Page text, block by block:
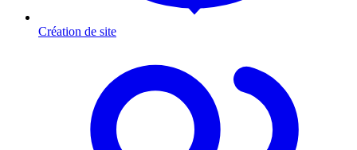
Création de site